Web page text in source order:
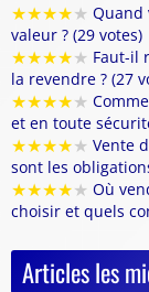
★★★★★ Quand
valeur ? (29 votes)
★★★★★ Faut-il
la revendre ? (27
★★★★★
et en toute
★★★★★ Vente
sont les
★★★★★ Où
choisir et quels
Articles les